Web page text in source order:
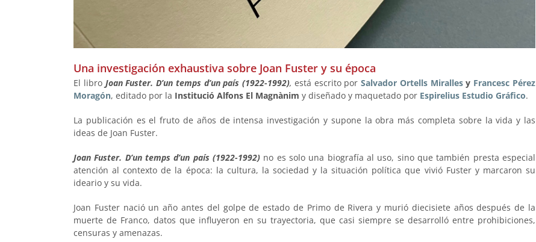
Una investigación exhaustiva sobre Joan Fuster y su época
El libroJoan Fuster. D’un temps d’un país (1922-1992), está escrito porSalvador Ortells Mirallesy Francesc Pérez
Moragón, editado por la Institució Alfons El Magnànim y diseñado y maquetado por Espirelius Estudio Gráfico.
La publicación es el fruto de años de intensa investigación y supone la obra más completa sobre la vida y las
ideas de Joan Fuster.
Joan Fuster. D’un temps d’un país (1922-1992) no es solo una biografía al uso, sino que también presta especial
atención al contexto de la época: la cultura, la sociedad y la situación política que vivió Fuster y marcaron su
ideario y su vida.
Joan Fuster nació un año antes del golpe de estado de Primo de Rivera y murió diecisiete años después de la
muerte de Franco, datos que influyeron en su trayectoria, que casi siempre se desarrolló entre prohibiciones,
censuras y amenazas.